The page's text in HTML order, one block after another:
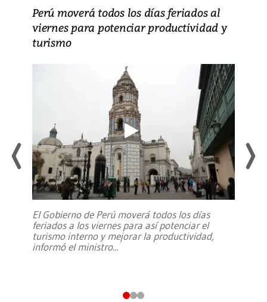
Perú moverá todos los días feriados al
viernes para potenciar productividad y
turismo
El Gobierno de Perú moverá todos los días
feriados a los viernes para así potenciar el
turismo interno y mejorar la productividad,
informó el ministro...